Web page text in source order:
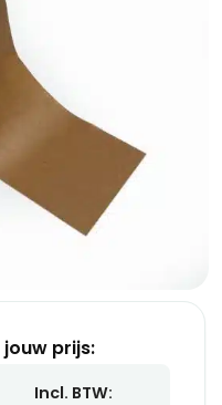
jouw prijs:
Incl. BTW: